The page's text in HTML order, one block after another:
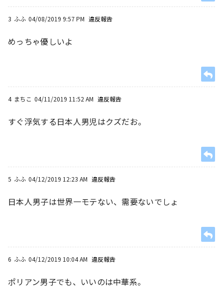
3 ふふ 04/08/2019 9:57 PM 違反報告
めっちゃ優しいよ
4 まちこ 04/11/2019 11:52 AM 違反報告
すぐ浮気する日本人男児はクズだお。
5 ふふ 04/12/2019 12:23 AM 違反報告
日本人男子は世界一モテない、需要ないでしょ
6 ふふ 04/12/2019 10:04 AM 違反報告
ポリアン男子でも、いいのは中華系。